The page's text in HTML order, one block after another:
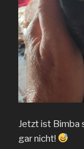
Jetzt ist Bimba
gar nicht!